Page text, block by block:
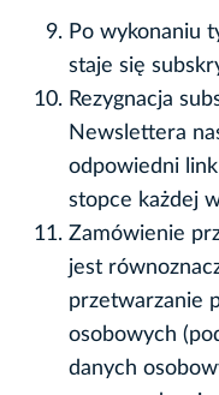
Po wykonaniu
staje się
Rezygnacja
Newslettera
odpowiedni
stopce każdej
Zamówienie
jest
przetwarzanie
osobowych
danych